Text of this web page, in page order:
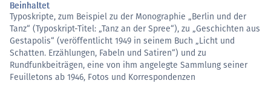
Beinhaltet
Typoskripte, zum Beispiel zu der Monographie „Berlin und der
Tanz“ (Typoskript-Titel: „Tanz an der Spree“), zu „Geschichten aus
Gestapolis“ (veröffentlicht 1949 in seinem Buch „Licht und
Schatten. Erzählungen, Fabeln und Satiren“) und zu
Rundfunkbeiträgen, eine von ihm angelegte Sammlung seiner
Feuilletons ab 1946, Fotos und Korrespondenzen